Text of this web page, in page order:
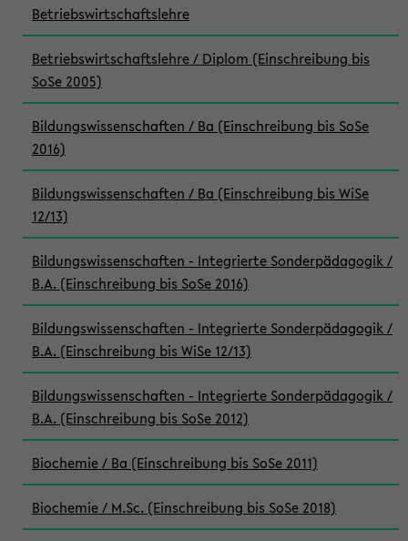
Betriebswirtschaftslehre
Betriebswirtschaftslehre / Diplom (Einschreibung bis
SoSe 2005)
Bildungswissenschaften / Ba (Einschreibung bis SoSe
2016)
Bildungswissenschaften / Ba (Einschreibung bis WiSe
12/13)
Bildungswissenschaften - Integrierte Sonderpädagogik /
B.A. (Einschreibung bis SoSe 2016)
Bildungswissenschaften - Integrierte Sonderpädagogik /
B.A. (Einschreibung bis WiSe 12/13)
Bildungswissenschaften - Integrierte Sonderpädagogik /
B.A. (Einschreibung bis SoSe 2012)
Biochemie / Ba (Einschreibung bis SoSe 2011)
Biochemie / M.Sc. (Einschreibung bis SoSe 2018)